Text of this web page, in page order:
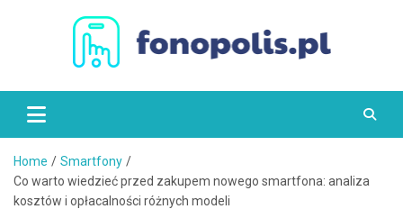
Fonopolis.pl
Home
Smartfony
Co warto wiedzieć przed zakupem nowego smartfona: analiza
kosztów i opłacalności różnych modeli